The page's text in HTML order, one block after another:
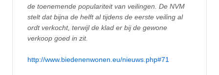
de toenemende populariteit van veilingen. De NVM
stelt dat bijna de helft al tijdens de eerste veiling al
ordt verkocht, terwijl de klad er bij de gewone
verkoop goed in zit.
http://www.biedenenwonen.eu/nieuws.php#71